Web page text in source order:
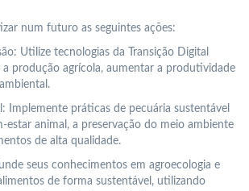
num futuro as seguintes ações:
Utilize tecnologias da Transição Digital
a produção agrícola, aumentar a produtividade
Implemente práticas de pecuária sustentável
estar animal, a preservação do meio ambiente
de alta qualidade.
seus conhecimentos em agroecologia e
de forma sustentável, utilizando